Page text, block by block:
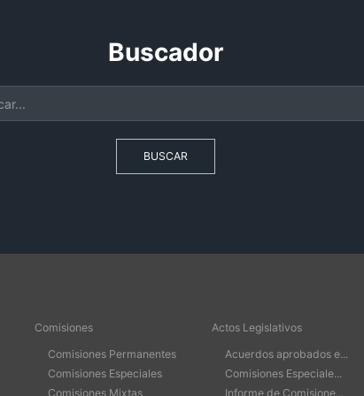
Buscador
BUSCAR
Comisiones
Comisiones Permanentes
Comisiones Especiales
Comisiones Mixtas
Actos Legislativos
Acuerdos aprobados e...
Comisiones Especiale...
Informe de Comisione...